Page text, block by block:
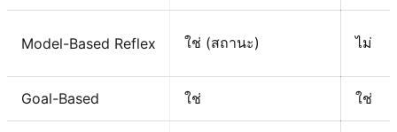
Model-Based Reflex ใช่ (สถานะ) ไม่
Goal-Based ใช่ ใช่